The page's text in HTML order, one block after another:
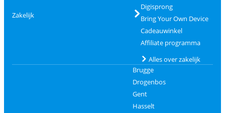
Zakelijk
Digisprong
Bring Your Own Device
Cadeauwinkel
Affiliate programma
Alles over zakelijk
Brugge
Drogenbos
Gent
Hasselt